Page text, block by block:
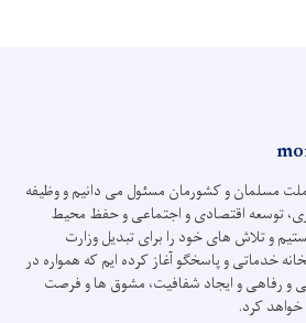
مسلمان و کشورمان مسئول می دانیم و وظیفه
توسعه اقتصادی و اجتماعی و حفظ محیط
و تلاش های خود را برای تبدیل وزارت
خدماتی و پاسخگو آغاز کرده ایم که همواره در
و رفاهی و ایجاد شفافیت، مشوق ها و فرصت
کرد.